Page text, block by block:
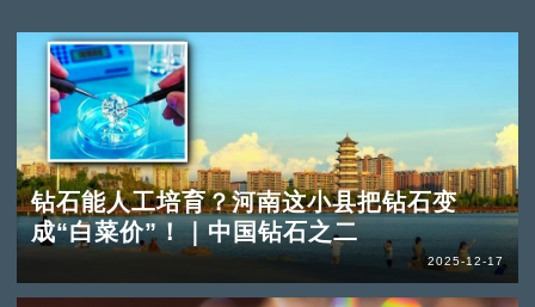
钻石能人工培育？河南这小县把钻石变
成“白菜价”！｜中国钻石之二
2025-12-17